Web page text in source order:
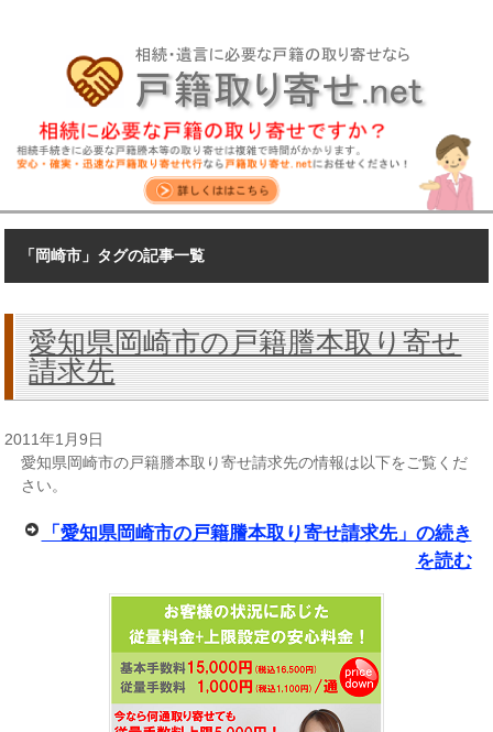
「岡崎市」タグの記事一覧
愛知県岡崎市の戸籍謄本取り寄せ
請求先
2011年1月9日
愛知県岡崎市の戸籍謄本取り寄せ請求先の情報は以下をご覧くだ
さい。
「愛知県岡崎市の戸籍謄本取り寄せ請求先」の続き
を読む